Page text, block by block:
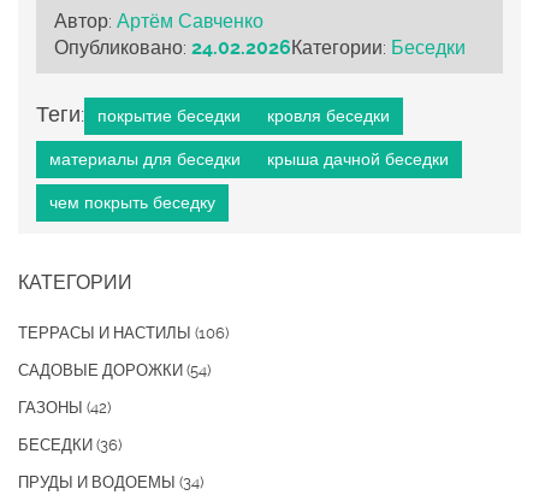
Автор: Артём Савченко
Опубликовано: 24.02.2026Категории: Беседки
Теги: покрытие беседки кровля беседки
материалы для беседки крыша дачной беседки
чем покрыть беседку
КАТЕГОРИИ
ТЕРРАСЫ И НАСТИЛЫ (106)
САДОВЫЕ ДОРОЖКИ (54)
ГАЗОНЫ (42)
БЕСЕДКИ (36)
ПРУДЫ И ВОДОЕМЫ (34)